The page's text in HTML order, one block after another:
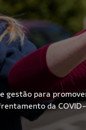
gestão para
da